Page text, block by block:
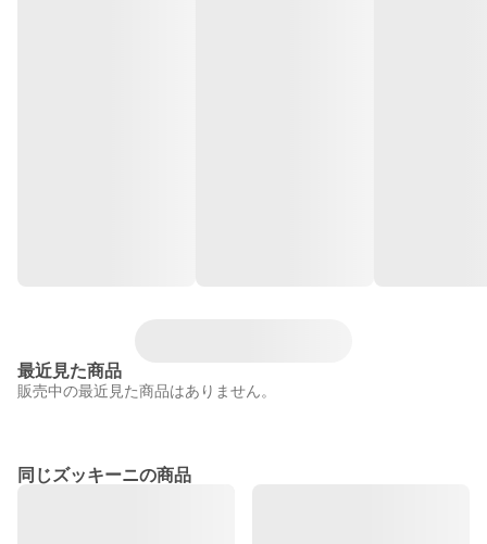
最近見た商品
販売中の最近見た商品はありません。
同じズッキーニの商品